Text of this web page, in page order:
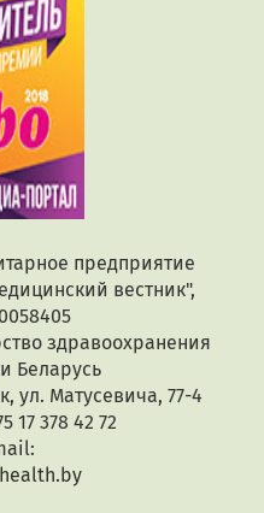
предприятие
вестник",
здравоохранения
Беларусь
ул. Матусевича, 77-4
17 378 42 72